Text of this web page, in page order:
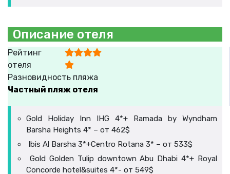
Описание отеля
Рейтинг
отеля
Разновидность пляжа
Частный пляж отеля
Gold Holiday Inn IHG 4*+ Ramada by Wyndham
Barsha Heights 4* – от 462$
Ibis Al Barsha 3*+Centro Rotana 3* – от 533$
Gold Golden Tulip downtown Abu Dhabi 4*+ Royal
Concorde hotel&suites 4*- от 549$